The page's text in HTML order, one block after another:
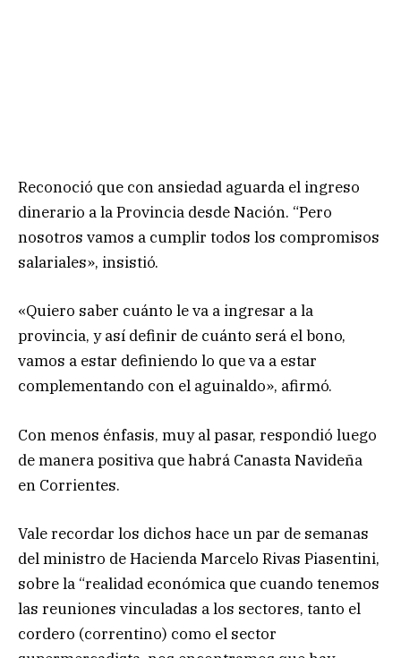
Reconoció que con ansiedad aguarda el ingreso
dinerario a la Provincia desde Nación. “Pero
nosotros vamos a cumplir todos los compromisos
salariales», insistió.
«Quiero saber cuánto le va a ingresar a la
provincia, y así definir de cuánto será el bono,
vamos a estar definiendo lo que va a estar
complementando con el aguinaldo», afirmó.
Con menos énfasis, muy al pasar, respondió luego
de manera positiva que habrá Canasta Navideña
en Corrientes.
Vale recordar los dichos hace un par de semanas
del ministro de Hacienda Marcelo Rivas Piasentini,
sobre la “realidad económica que cuando tenemos
las reuniones vinculadas a los sectores, tanto el
cordero (correntino) como el sector